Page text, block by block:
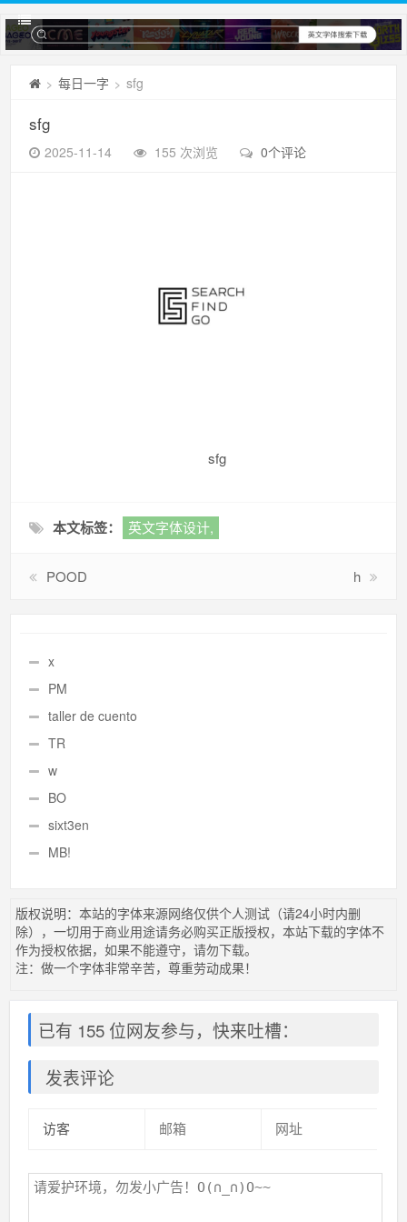
> 每日一字 > sfg
sfg
2025-11-14 155 次浏览 0个评论
sfg
本文标签： 英文字体设计,
POOD h
x
PM
taller de cuento
TR
w
BO
sixt3en
MB!
版权说明：本站的字体来源网络仅供个人测试（请24小时内删
除），一切用于商业用途请务必购买正版授权，本站下载的字体不
作为授权依据，如果不能遵守，请勿下载。
注：做一个字体非常辛苦，尊重劳动成果！
已有 155 位网友参与，快来吐槽：
发表评论